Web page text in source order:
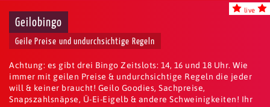
live
Geilobingo
Geile Preise und undurchsichtige Regeln
Achtung: es gibt drei Bingo Zeitslots: 14, 16 und 18 Uhr. Wie
immer mit geilen Preise & undurchsichtige Regeln die jeder
will & keiner braucht! Geilo Goodies, Sachpreise,
Snapszahlsnäpse, Ü-Ei-Eigelb & andere Schweinigkeiten! Ihr